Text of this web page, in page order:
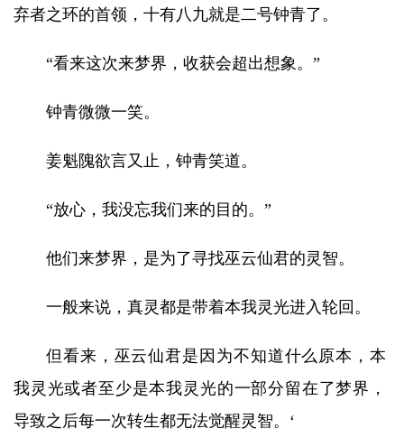
弃者之环的首领，十有八九就是二号钟青了。
“看来这次来梦界，收获会超出想象。”
钟青微微一笑。
姜魁隗欲言又止，钟青笑道。
“放心，我没忘我们来的目的。”
他们来梦界，是为了寻找巫云仙君的灵智。
一般来说，真灵都是带着本我灵光进入轮回。
但看来，巫云仙君是因为不知道什么原本，本
我灵光或者至少是本我灵光的一部分留在了梦界，
导致之后每一次转生都无法觉醒灵智。‘